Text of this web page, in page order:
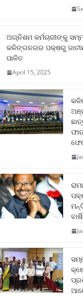
ଅଗ୍ନିଶମ କର୍ମଚାରୀଙ୍କୁ
କଳିଙ୍ଗନଗର ପକ୍ଷରୁ
ପାଳିତ
April 15, 2025